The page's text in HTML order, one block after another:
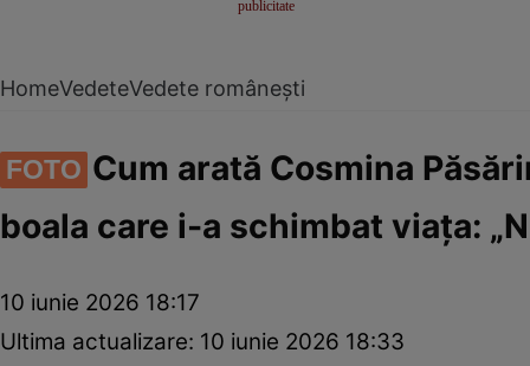
HomeVedeteVedete românești
FOTO Cum arată Cosmina
boala care i-a schimbat viața:
10 iunie 2026 18:17
Ultima actualizare: 10 iunie 2026 18:33